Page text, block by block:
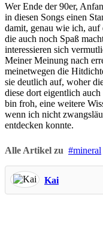
Wer Ende der 90er,
in diesen Songs einen
damit, genau wie ich, auf
die auch noch Spaß
interessieren sich
Meiner Meinung nach
meinetwegen die
sie deutlich auf, woher
diese dort eigentlich
bin froh, eine weitere
wenn ich nicht
entdecken konnte.
Alle Artikel zu mineral
Kai